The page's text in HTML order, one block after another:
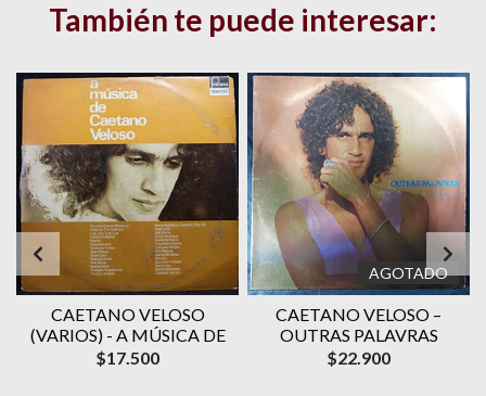
También te puede interesar:
CAETANO VELOSO
(VARIOS) - A MÚSICA DE
$17.500
AGOTADO
CAETANO VELOSO –
OUTRAS PALAVRAS
$22.900